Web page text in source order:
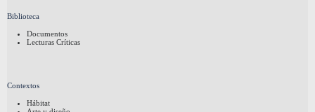
Biblioteca
Documentos
Lecturas Críticas
Contextos
Hábitat